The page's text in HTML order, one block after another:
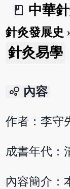
book_2
中華
針灸發展史
針灸易學
bubble_chart 內容
作者：李守
成書年代：
內容簡介：